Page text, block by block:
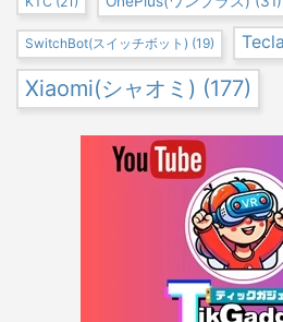
SwitchBot(スイッチボット) (19)
Xiaomi(シャオミ) (177)